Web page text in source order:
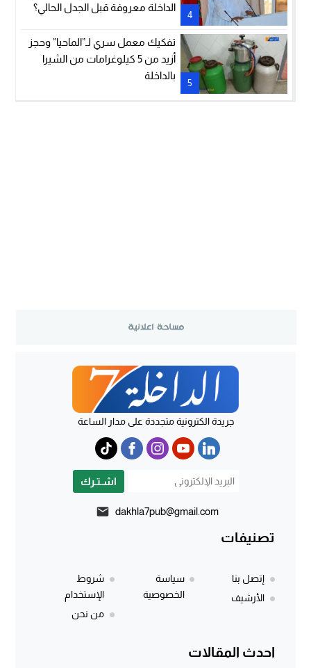
4
الداخلة معروفة قبل الجدل الحالي؟
5
تفكيك معمل سري لـ”الماحيا” وحجز
أزيد من 5 كيلوغرامات من الشيرا
بالداخلة
جريدة الكترونية متجددة على مدار الساعة
اشـتـرك
dakhla7pub@gmail.com
تصنيفات
إتصل بنا
الأرشيف
سياسة
الخصوصية
شروط
الإستخدام
من نحن
احدث المقالات